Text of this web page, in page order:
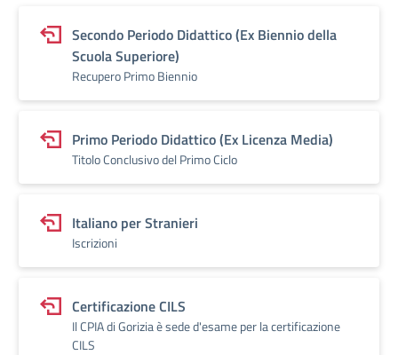
Secondo Periodo Didattico (Ex Biennio della
Scuola Superiore)
Recupero Primo Biennio
Primo Periodo Didattico (Ex Licenza Media)
Titolo Conclusivo del Primo Ciclo
Italiano per Stranieri
Iscrizioni
Certificazione CILS
Il CPIA di Gorizia è sede d'esame per la certificazione
CILS